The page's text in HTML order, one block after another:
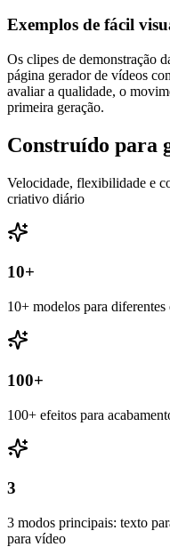
Exemplos de fácil
Os clipes de demonstração
página gerador de vídeos
avaliar a qualidade, o
primeira geração.
Construído para
Velocidade, flexibilidade e
criativo diário
10+
10+ modelos para
100+
100+ efeitos para
3
3 modos principais: texto
para vídeo